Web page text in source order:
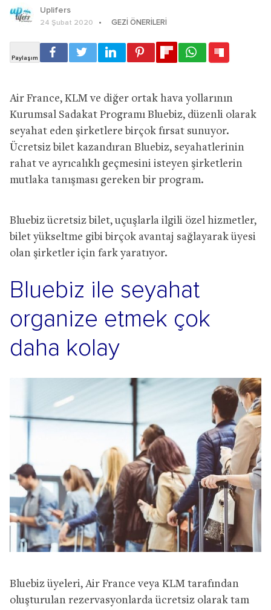
Uplifers
24 Şubat 2020 GEZI ÖNERILERI
Air France, KLM ve diğer ortak hava yollarının
Kurumsal Sadakat Programı Bluebiz, düzenli olarak
seyahat eden şirketlere birçok fırsat sunuyor.
Ücretsiz bilet kazandıran Bluebiz, seyahatlerinin
rahat ve ayrıcalıklı geçmesini isteyen şirketlerin
mutlaka tanışması gereken bir program.
Bluebiz ücretsiz bilet, uçuşlarla ilgili özel hizmetler,
bilet yükseltme gibi birçok avantaj sağlayarak üyesi
olan şirketler için fark yaratıyor.
Bluebiz ile seyahat
organize etmek çok
daha kolay
Bluebiz üyeleri, Air France veya KLM tarafından
oluşturulan rezervasyonlarda ücretsiz olarak tam